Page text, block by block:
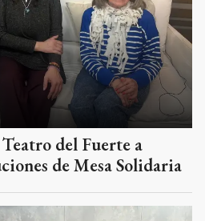
del Fuerte a
de Mesa Solidaria